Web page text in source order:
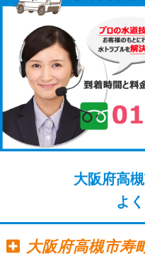
大阪府高
よ
大阪府高槻市寿